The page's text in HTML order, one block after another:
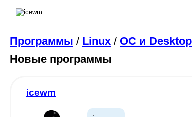
Программы / Linux / ОС и Desktop
Новые программы
icewm